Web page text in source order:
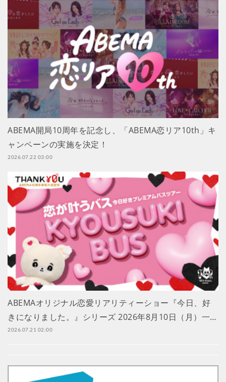
ABEMA開局10周年を記念し、「ABEMA恋リア10th」キ
ャンペーンの実施を決定！
2026.07.22 03:00
ABEMAオリジナル恋愛リアリティーショー『今日、好
きになりました。』シリーズ 2026年8月10日（月）一…
2026.07.21 02:00